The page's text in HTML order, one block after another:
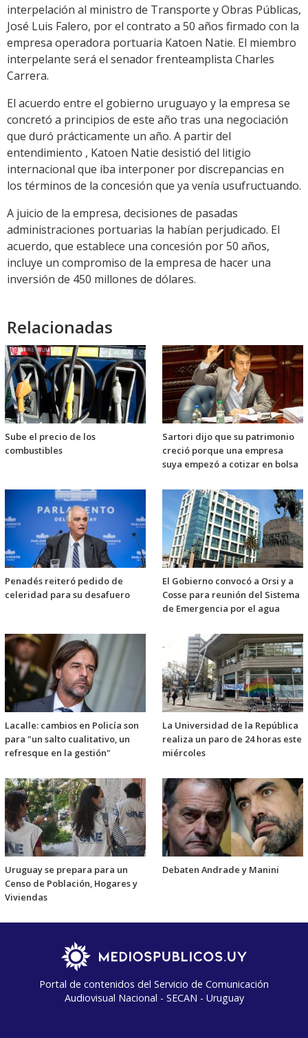
interpelación al ministro de Transporte y Obras Públicas,
José Luis Falero, por el contrato a 50 años firmado con la
empresa operadora portuaria Katoen Natie. El miembro
interpelante será el senador frenteamplista Charles
Carrera.
El acuerdo entre el gobierno uruguayo y la empresa se
concretó a principios de este año tras una negociación
que duró prácticamente un año. A partir del
entendimiento , Katoen Natie desistió del litigio
internacional que iba interponer por discrepancias en
los términos de la concesión que ya venía usufructuando.
A juicio de la empresa, decisiones de pasadas
administraciones portuarias la habían perjudicado. El
acuerdo, que establece una concesión por 50 años,
incluye un compromiso de la empresa de hacer una
inversión de 450 millones de dólares.
Relacionadas
Sube el precio de los
combustibles
Sartori dijo que su patrimonio
creció porque una empresa
suya empezó a cotizar en bolsa
Penadés reiteró pedido de
celeridad para su desafuero
El Gobierno convocó a Orsi y a
Cosse para reunión del Sistema
de Emergencia por el agua
Lacalle: cambios en Policía son
para "un salto cualitativo, un
refresque en la gestión"
La Universidad de la República
realiza un paro de 24 horas este
miércoles
Uruguay se prepara para un
Censo de Población, Hogares y
Viviendas
Debaten Andrade y Manini
Portal de contenidos del Servicio de Comunicación
Audiovisual Nacional - SECAN - Uruguay